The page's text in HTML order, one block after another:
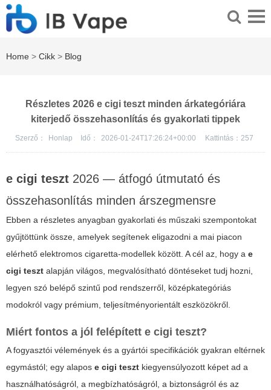
Home > Cikk > Blog
Részletes 2026 e cigi teszt minden árkategóriára
kiterjedő összehasonlítás és gyakorlati tippek
Szerző： Honlap Idő： 2026-01-24T17:26:24+00:00 Kattintás： 257
e cigi teszt 2026 — átfogó útmutató és
összehasonlítás minden árszegmensre
Ebben a részletes anyagban gyakorlati és műszaki szempontokat
gyűjtöttünk össze, amelyek segítenek eligazodni a mai piacon
elérhető elektromos cigaretta-modellek között. A cél az, hogy a e
cigi teszt alapján világos, megvalósítható döntéseket tudj hozni,
legyen szó belépő szintű pod rendszerről, középkategóriás
modokról vagy prémium, teljesítményorientált eszközökről.
Miért fontos a jól felépített e cigi teszt?
A fogyasztói vélemények és a gyártói specifikációk gyakran eltérnek
egymástól; egy alapos e cigi teszt kiegyensúlyozott képet ad a
használhatóságról, a megbízhatóságról, a biztonságról és az